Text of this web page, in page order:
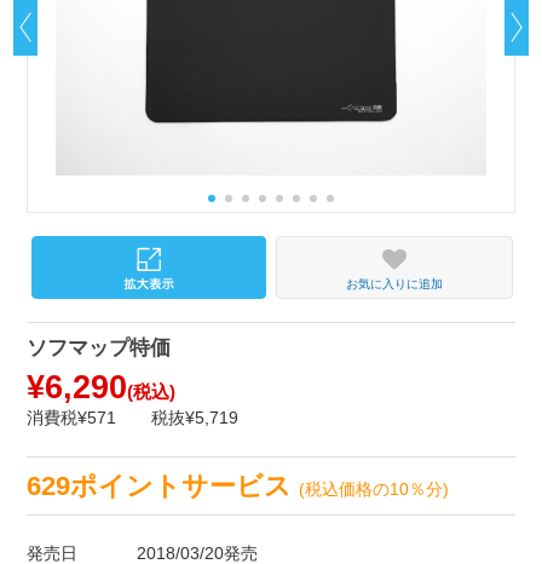
お気に入りに追加
ソフマップ特価
¥6,290(税込)
消費税¥571 税抜¥5,719
629ポイントサービス(税込価格の10％分)
発売日 2018/03/20発売